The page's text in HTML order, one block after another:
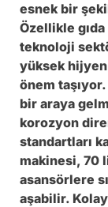
esnek bir
Özellikle
teknoloji
yüksek hijyen
önem
bir araya
korozyon
standartları
makinesi, 70
asansörlere
aşabilir.